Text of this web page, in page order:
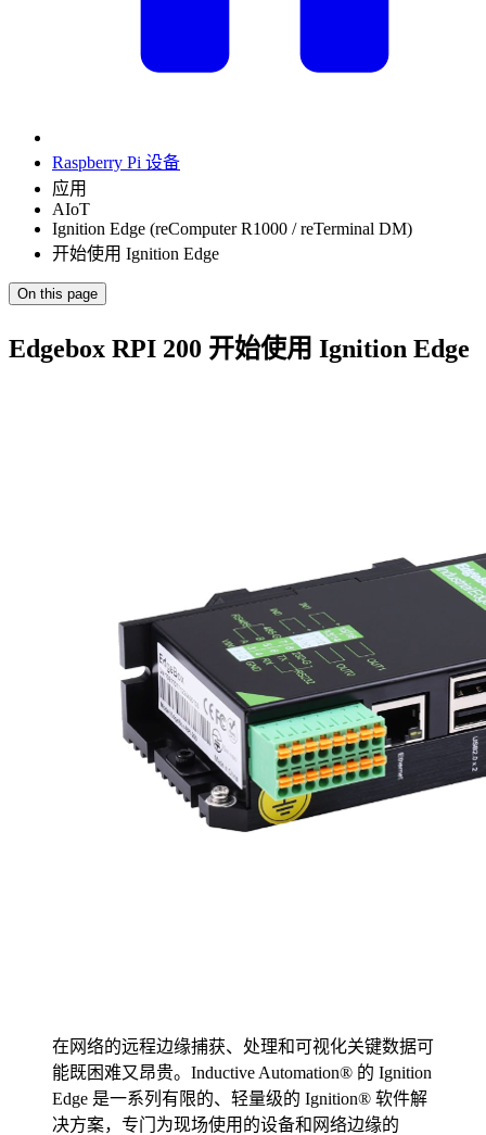
Raspberry Pi 设备
应用
AIoT
Ignition Edge (reComputer R1000 / reTerminal DM)
开始使用 Ignition Edge
On this page
Edgebox RPI 200 开始使用 Ignition Edge
在网络的远程边缘捕获、处理和可视化关键数据可
能既困难又昂贵。Inductive Automation® 的 Ignition
Edge 是一系列有限的、轻量级的 Ignition® 软件解
决方案，专门为现场使用的设备和网络边缘的